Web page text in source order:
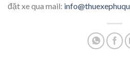
đặt xe qua mail: